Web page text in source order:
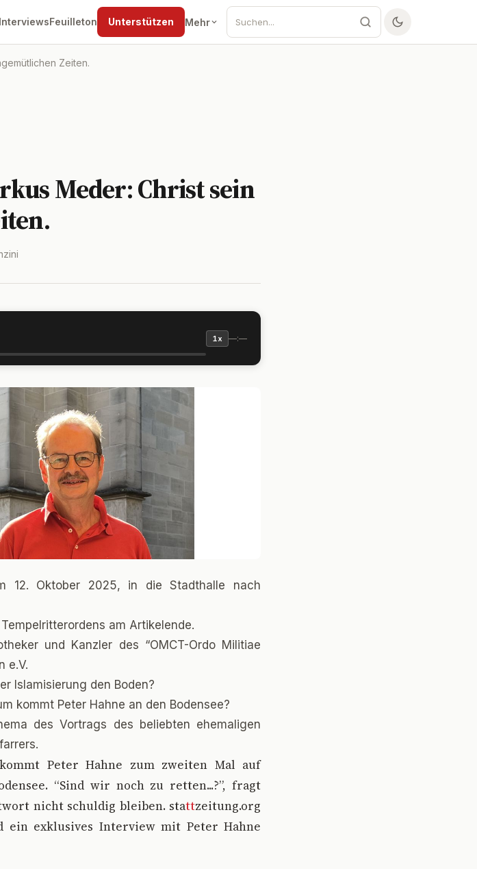
InterviewsFeuilleton Unterstützen Mehr
Zeiten.
Meder: Christ sein
1x —:—
12. Oktober 2025, in die Stadthalle nach
am Artikelende.
und Kanzler des “OMCT-Ordo Militiae
e.V.
Islamisierung den Boden?
kommt Peter Hahne an den Bodensee?
des Vortrags des beliebten ehemaligen
Peter Hahne zum zweiten Mal auf
“Sind wir noch zu retten...?”, fragt
nicht schuldig bleiben. stattzeitung.org
exklusives Interview mit Peter Hahne